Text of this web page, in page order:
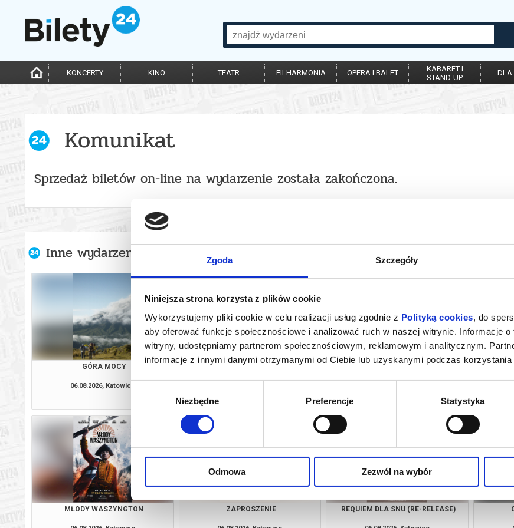
Zgoda Szczegóły
Niniejsza strona korzysta z plików cookie
Wykorzystujemy pliki cookie w celu realizacji usług zgodnie z Polityką cookies, do
aby oferować funkcje społecznościowe i analizować ruch w naszej witrynie. Informacje
witryny, udostępniamy partnerom społecznościowym, reklamowym i analitycznym.
informacje z innymi danymi otrzymanymi od Ciebie lub uzyskanymi podczas korzystania
Niezbędne Preferencje Statystyka
Odmowa Zezwól na wybór
KONCERTY KINO TEATR FILHARMONIA OPERA I BALET
KABARET I
STAND-UP
DLA
Komunikat
Sprzedaż biletów on-line na wydarzenie została zakończona.
Inne wydarzenia organizatora
GÓRA MOCY
06.08.2026, Katowice
DRUGIE ŻYCIE
kup bilet
KSIĘGA PUSTYNI
kup bilet
O
MŁODY WASZYNGTON ZAPROSZENIE REQUIEM DLA SNU (RE-RELEASE)